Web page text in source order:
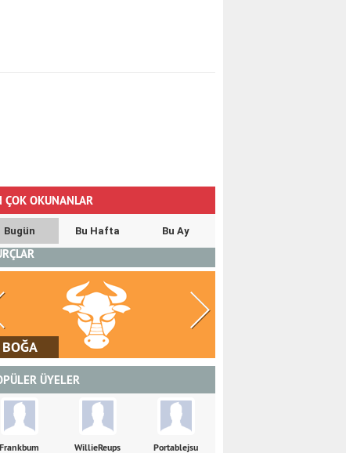
ÇOK OKUNANLAR
Bugün Bu Hafta Bu Ay
İKİZLER
ÜYELER
Frankbum WillieReups Portablejsu